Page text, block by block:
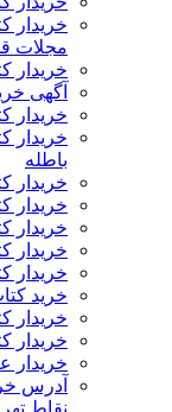
خریدار
مجلات
خریدار
آگهی
خریدار
خریدار
باطله
خریدار
خریدار
خریدار
خریدار
خریدار
خرید
خریدار
خریدار
خریدار
آدرس